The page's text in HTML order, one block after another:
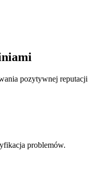
pozytywnej reputacji
problemów.